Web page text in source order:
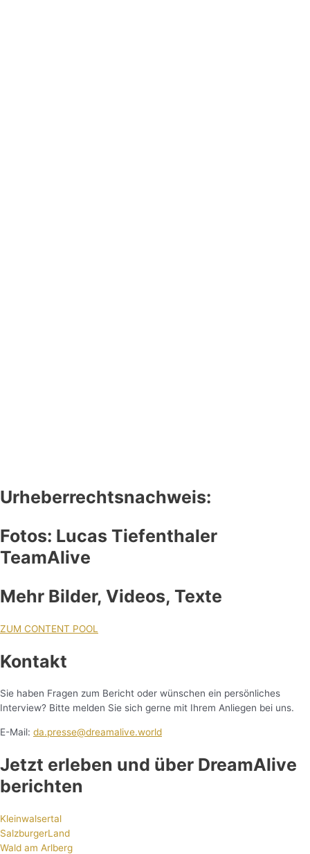
Urheberrechtsnachweis:
Fotos: Lucas Tiefenthaler
TeamAlive
Mehr Bilder, Videos, Texte
ZUM CONTENT POOL
Kontakt
Sie haben Fragen zum Bericht oder wünschen ein persönliches
Interview? Bitte melden Sie sich gerne mit Ihrem Anliegen bei uns.
E-Mail: da.presse@dreamalive.world
Jetzt erleben und über DreamAlive
berichten
Kleinwalsertal
SalzburgerLand
Wald am Arlberg